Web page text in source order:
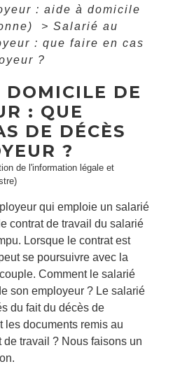
: aide à domicile
> Salarié au
: que faire en cas
?
DOMICILE DE
: QUE
DE DÉCÈS
?
de l'information légale et
qui emploie un salarié
contrat de travail du salarié
Lorsque le contrat est
se poursuivre avec la
Comment le salarié
son employeur ? Le salarié
du fait du décès de
les documents remis au
travail ? Nous faisons un